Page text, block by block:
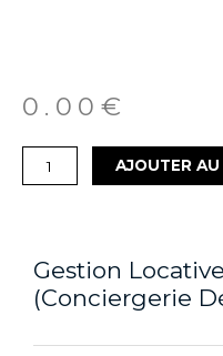
0.00 €
AJOUTER AU
Gestion
(conciergerie